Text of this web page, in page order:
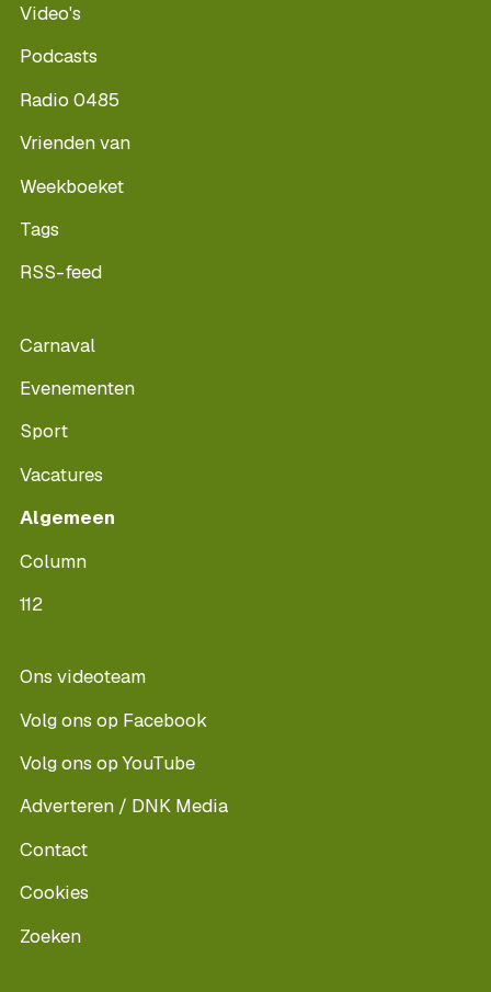
Video's
Podcasts
Radio 0485
Vrienden van
Weekboeket
Tags
RSS-feed
Carnaval
Evenementen
Sport
Vacatures
Algemeen
Column
112
Ons videoteam
Volg ons op Facebook
Volg ons op YouTube
Adverteren / DNK Media
Contact
Cookies
Zoeken